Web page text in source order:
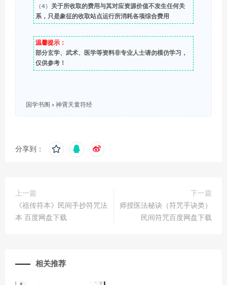
（4） 关于所收取的费用与其对应资源价值不发生任何关
系，只是象征的收取站点运行所消耗各项综合费用
温馨提示：
部分玄学、武术、医学等资料非专业人士请勿模仿学习，
仅供参考！
国学书阁 » 神霄天童符经
分享到：
上一篇
《祖传符本》民间手抄符咒法
本 百度网盘下载
下一篇
师授医法秘诀（符咒手诀类）
民间符咒百度网盘下载
相关推荐